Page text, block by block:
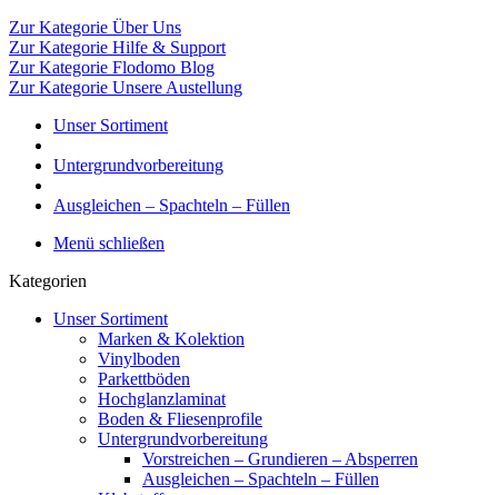
Zur Kategorie Über Uns
Zur Kategorie Hilfe & Support
Zur Kategorie Flodomo Blog
Zur Kategorie Unsere Austellung
Unser Sortiment
Untergrundvorbereitung
Ausgleichen – Spachteln – Füllen
Menü schließen
Kategorien
Unser Sortiment
Marken & Kolektion
Vinylboden
Parkettböden
Hochglanzlaminat
Boden & Fliesenprofile
Untergrundvorbereitung
Vorstreichen – Grundieren – Absperren
Ausgleichen – Spachteln – Füllen